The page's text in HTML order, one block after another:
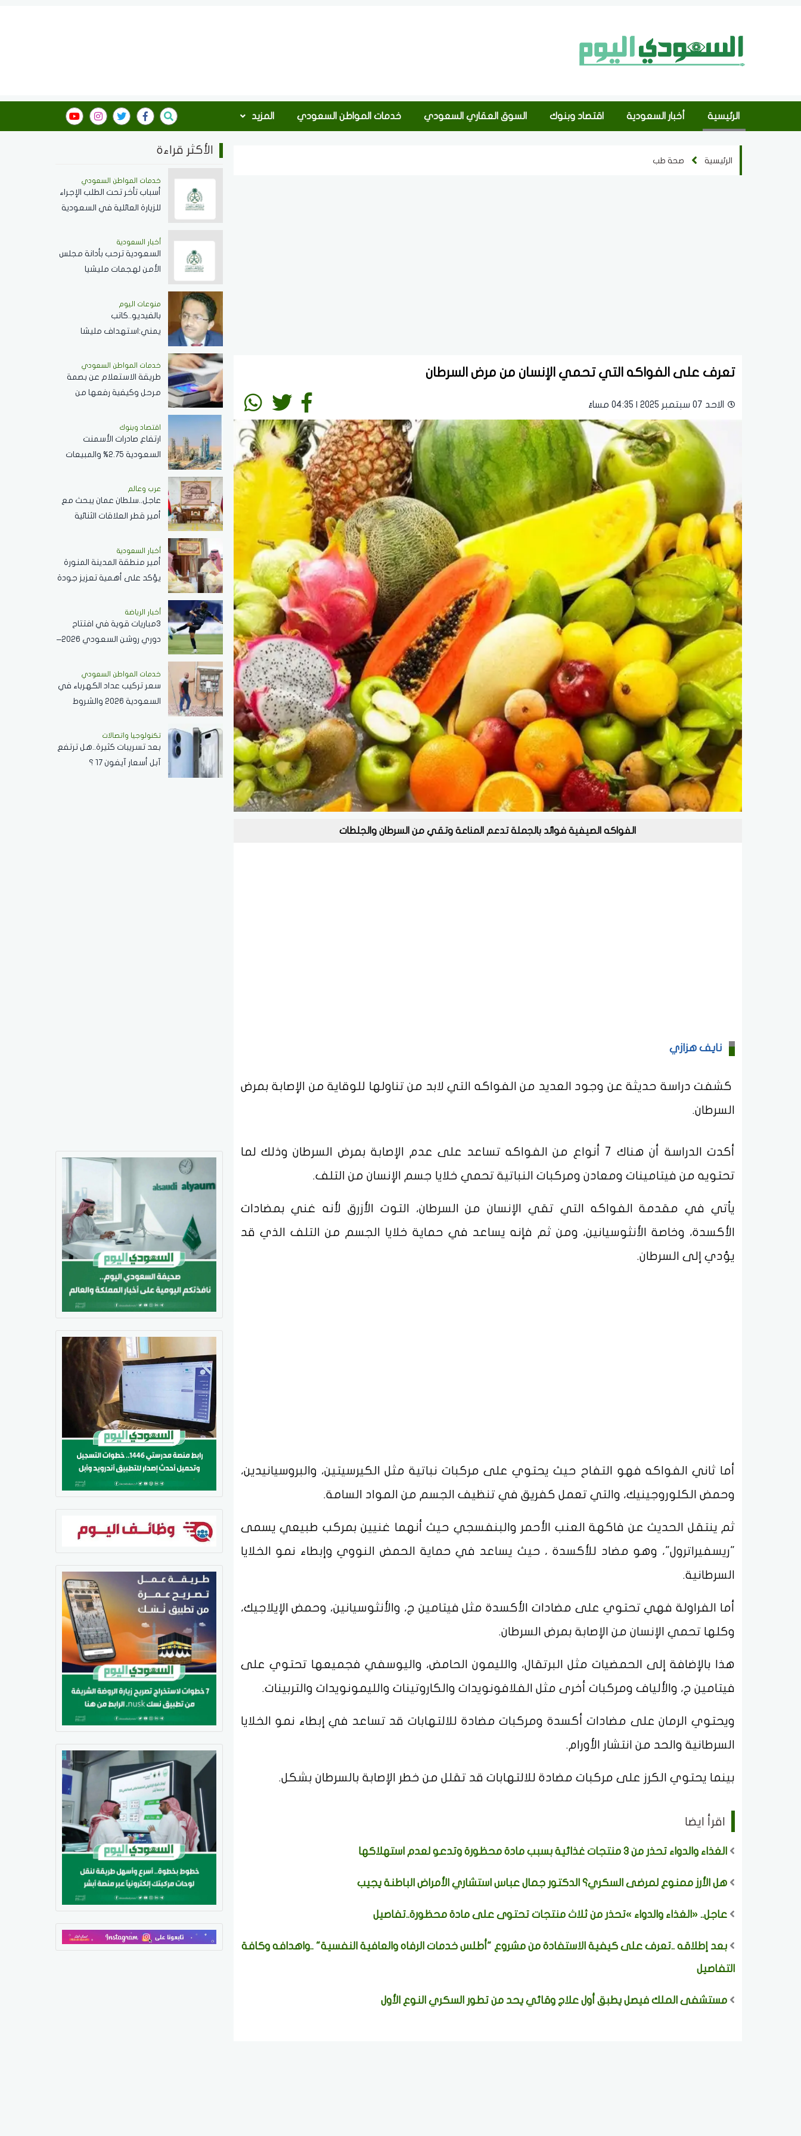
الرئيسية أخبار السعودية اقتصاد وبنوك السوق العقاري السعودي خدمات المواطن السعودي المزيد
الرئيسية صحة طب
تعرف على الفواكه التي تحمي الإنسان من مرض السرطان
الاحد 07 سبتمبر 2025 | 04:35 مساءً
الفواكه الصيفية فوائد بالجملة تدعم المناعة وتقي من السرطان والجلطات
نايف هزازي
كشفت دراسة حديثة عن وجود العديد من الفواكه التي لابد من تناولها للوقاية من الإصابة بمرض
السرطان.
أكدت الدراسة أن هناك 7 أنواع من الفواكه تساعد على عدم الإصابة بمرض السرطان وذلك لما
تحتويه من فيتامينات ومعادن ومركبات النباتية تحمي خلايا جسم الإنسان من التلف.
يأتي في مقدمة الفواكه التي تقي الإنسان من السرطان، التوت الأزرق لأنه غني بمضادات
الأكسدة، وخاصة الأنثوسيانين، ومن ثم فإنه يساعد في حماية خلايا الجسم من التلف الذي قد
يؤدي إلى السرطان.
أما ثاني الفواكه فهو التفاح حيث يحتوي على مركبات نباتية مثل الكيرسيتين، والبروسيانيدين،
وحمض الكلوروجينيك، والتي تعمل كفريق في تنظيف الجسم من المواد السامة.
ثم ينتقل الحديث عن فاكهة العنب الأحمر والبنفسجي حيث أنهما غنيين بمركب طبيعي يسمى
"ريسفيراترول"، وهو مضاد للأكسدة ، حيث يساعد في حماية الحمض النووي وإبطاء نمو الخلايا
السرطانية.
أما الفراولة فهي تحتوي على مضادات الأكسدة مثل فيتامين ج، والأنثوسيانين، وحمض الإيلاجيك،
وكلها تحمي الإنسان من الإصابة بمرض السرطان.
هذا بالإضافة إلى الحمضيات مثل البرتقال، والليمون الحامض، واليوسفي فجميعها تحتوي على
فيتامين ج، والألياف ومركبات أخرى مثل الفلافونويدات والكاروتينات والليمونويدات والتربينات.
ويحتوي الرمان على مضادات أكسدة ومركبات مضادة للالتهابات قد تساعد في إبطاء نمو الخلايا
السرطانية والحد من انتشار الأورام.
بينما يحتوي الكرز على مركبات مضادة للالتهابات قد تقلل من خطر الإصابة بالسرطان بشكل.
اقرأ ايضا
الغذاء والدواء تحذر من 3 منتجات غذائية بسبب مادة محظورة وتدعو لعدم استهلاكها
هل الأرز ممنوع لمرضى السكري؟ الدكتور جمال عباس استشاري الأمراض الباطنة يجيب
عاجل.. «الغذاء والدواء »تحذر من ثلاث منتجات تحتوى على مادة محظورة..تفاصيل
بعد إطلاقه ..تعرف على كيفية الاستفادة من مشروع "أطلس خدمات الرفاه والعافية النفسية" ..واهدافه وكافة
التفاصيل
مستشفى الملك فيصل يطبق أول علاج وقائي يحد من تطور السكري النوع الأول
الأكثر قراءة
خدمات المواطن السعودي
أسباب تأخر تحت الطلب الإجراء
للزيارة العائلية في السعودية
أخبار السعودية
السعودية ترحب بأدانة مجلس
الأمن لهجمات مليشيا
حازم تجاه الممارسات المهددة
لأمن المنطقة
منوعات اليوم
بالفيديو..كاتب
يمني:استهداف مليشا
لجرها لحرب شاملة
خدمات المواطن السعودي
طريقة الاستعلام عن بصمة
مرحل وكيفية رفعها من
التفاصيل
اقتصاد وبنوك
ارتفاع صادرات الأسمنت
السعودية 2.75% والمبيعات
عرب وعالم
عاجل..سلطان عمان يبحث مع
أمير قطر العلاقات الثنائية
مختلف القطاعات..صور
أخبار السعودية
أمير منطقة المدينة المنورة
يؤكد على أهمية تعزيز جودة
النبوي ..فيديو
أخبار الرياضة
3مباريات قوية في افتتاح
دوري روشن السعودي 2026–
خدمات المواطن السعودي
سعر تركيب عداد الكهرباء في
السعودية 2026 والشروط
تكنولوجيا واتصالات
بعد تسريبات كثيرة..هل ترتفع
آبل أسعار آيفون 17 ؟